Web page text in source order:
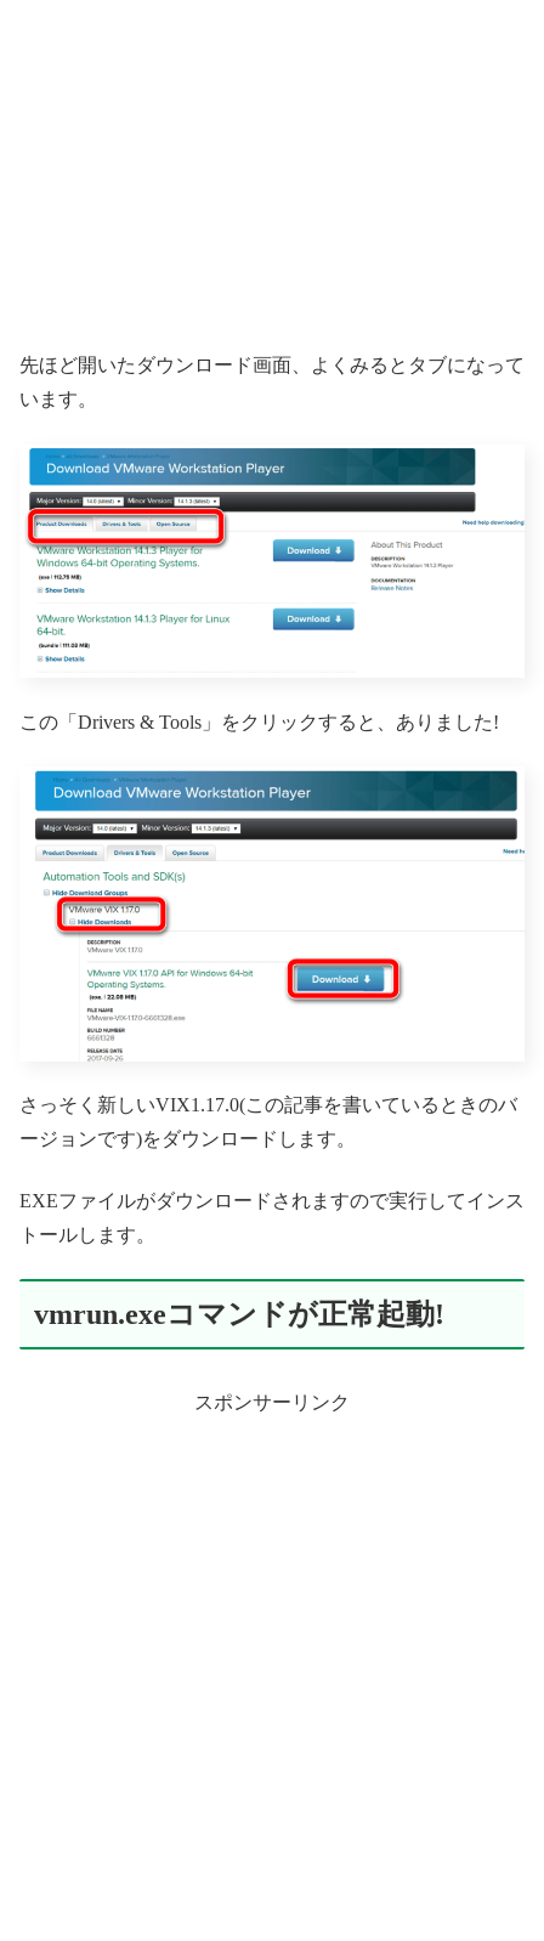
先ほど開いたダウンロード画面、よくみるとタブになって
います。
この「Drivers & Tools」をクリックすると、ありました!
さっそく新しいVIX1.17.0(この記事を書いているときのバ
ージョンです)をダウンロードします。
EXEファイルがダウンロードされますので実行してインス
トールします。
vmrun.exeコマンドが正常起動!
スポンサーリンク